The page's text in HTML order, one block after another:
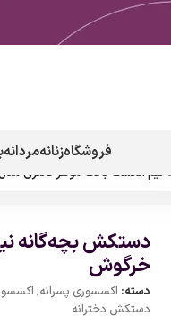
فروشگاهزنانهمردانه
نیم انگشت بافت موهر فانتزی
دستکش بچه‌گانه
خرگوش
دسته: اکسسوری پسرانه,
دستکش دخترانه